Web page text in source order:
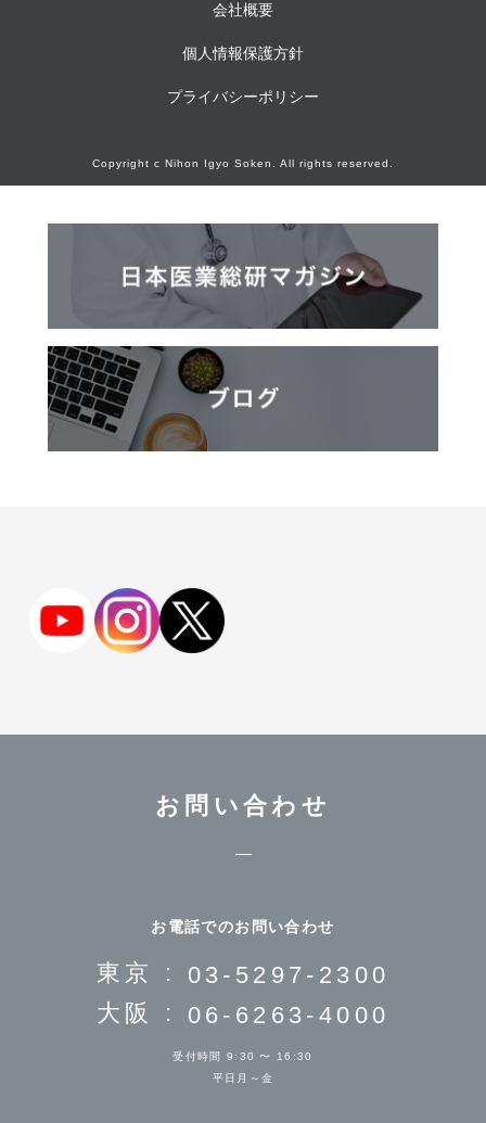
会社概要
個人情報保護方針
プライバシーポリシー
Copyright c Nihon Igyo Soken. All rights reserved.
お問い合わせ
お電話でのお問い合わせ
東京 : 03-5297-2300
大阪 : 06-6263-4000
受付時間 9:30 〜 16:30
平日月～金